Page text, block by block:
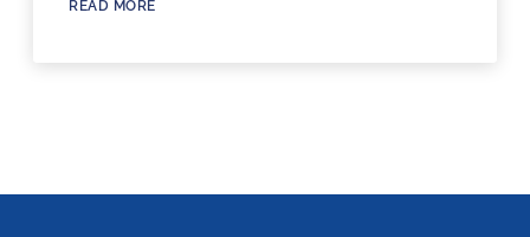
READ MORE